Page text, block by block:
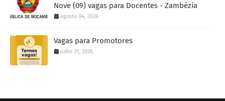
Nove (09) vagas para Docentes - Zambézia
agosto 04, 2026
Vagas para Promotores
julho 31, 2026